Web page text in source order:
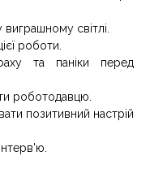
світлі.
роботи.
та паніки перед
роботодавцю.
позитивний настрій